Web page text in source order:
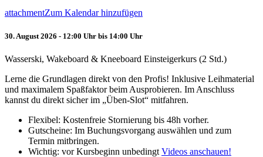
attachmentZum Kalendar hinzufügen
30. August 2026 - 12:00 Uhr bis 14:00 Uhr
Wasserski, Wakeboard & Kneeboard Einsteigerkurs (2 Std.)
Lerne die Grundlagen direkt von den Profis! Inklusive Leihmaterial
und maximalem Spaßfaktor beim Ausprobieren. Im Anschluss
kannst du direkt sicher im „Üben-Slot“ mitfahren.
Flexibel: Kostenfreie Stornierung bis 48h vorher.
Gutscheine: Im Buchungsvorgang auswählen und zum
Termin mitbringen.
Wichtig: vor Kursbeginn unbedingt Videos anschauen!